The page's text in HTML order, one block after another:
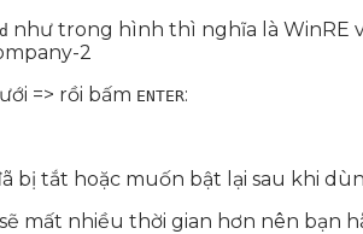
như trong hình thì nghĩa là WinRE
=> rồi bấm ENTER:
bị tắt hoặc muốn bật lại sau khi
mất nhiều thời gian hơn nên bạn